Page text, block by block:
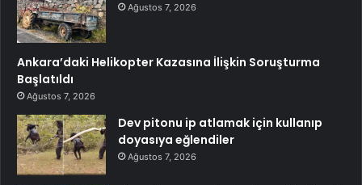
Ağustos 7, 2026
Ankara’daki Helikopter Kazasına İlişkin Soruşturma
Başlatıldı
Ağustos 7, 2026
Dev pitonu ip atlamak için kullanıp
doyasıya eğlendiler
Ağustos 7, 2026